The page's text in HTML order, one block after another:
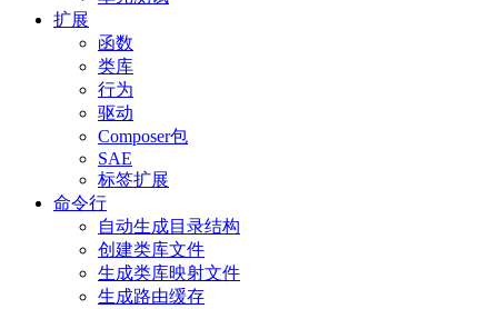
扩展
函数
类库
行为
驱动
Composer包
SAE
标签扩展
命令行
自动生成目录结构
创建类库文件
生成类库映射文件
生成路由缓存